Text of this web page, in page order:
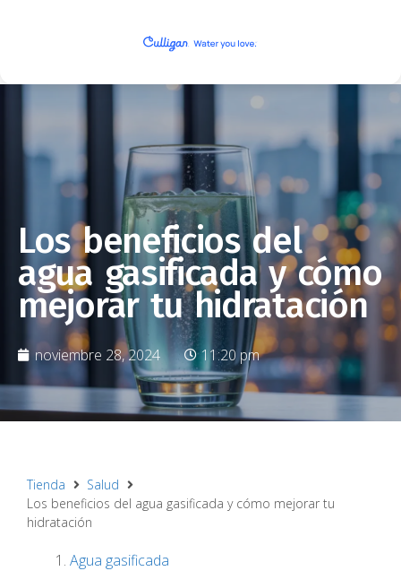
Los beneficios del
agua gasificada y cómo
mejorar tu hidratación
noviembre 28, 2024 11:20 pm
Tienda
Salud
Los beneficios del agua gasificada y cómo mejorar tu
hidratación
Agua gasificada